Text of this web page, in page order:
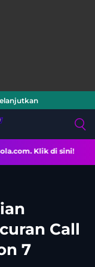
di sini!
Call
7